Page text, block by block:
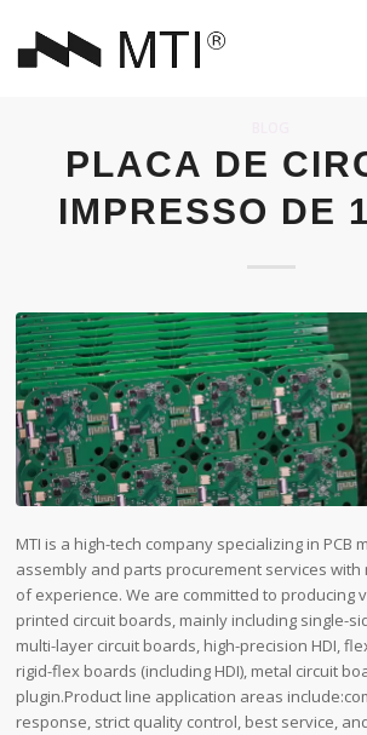
PLACA DE
IMPRESSO DE
MTI is a high-tech company specializing in PCB
assembly and parts procurement services with
of experience. We are committed to producing
printed circuit boards, mainly including single-
multi-layer circuit boards, high-precision HDI,
rigid-flex boards (including HDI), metal circuit
plugin.Product line application areas
response, strict quality control, best service,